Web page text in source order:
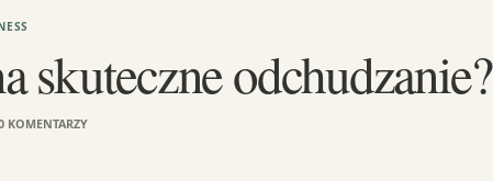
skuteczne odchudzanie?
KOMENTARZY